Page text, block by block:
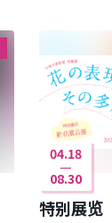
04.18
08.30
特别展览